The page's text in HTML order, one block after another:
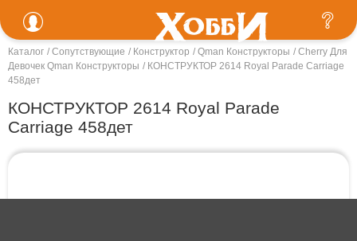
Каталог Сопутствующие Конструктор Qman Конструкторы
Cherry Для
Девочек Qman Конструкторы
КОНСТРУКТОР 2614 Royal Parade Carriage
458дет
КОНСТРУКТОР 2614 Royal Parade
Carriage 458дет